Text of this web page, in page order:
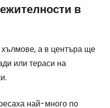
в
а в центъра ще
или тераси на
най-много по